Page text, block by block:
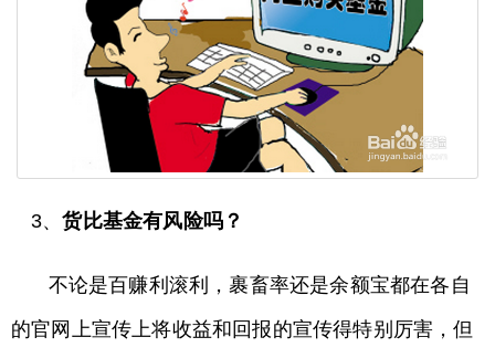
3、货比基金有风险吗？
不论是百赚利滚利，裹畜率还是余额宝都在各自
的官网上宣传上将收益和回报的宣传得特别厉害，但